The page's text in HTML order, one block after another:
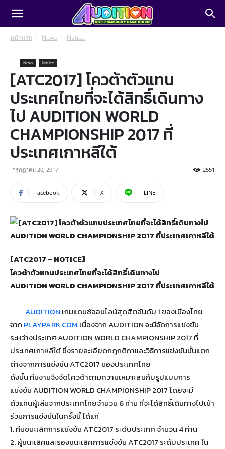
หน้าแรก News Notice
News Notice
[ATC2017] โควต้าตัวแทน
ประเทศไทยที่จะได้สิทธิ์เดินทาง
ไป AUDITION WORLD
CHAMPIONSHIP 2017 ที่
ประเทศเกาหลีใต้
กรกฎาคม 20, 2017 2551
Facebook X LINE
[ATC2017 – NOTICE]
โควต้าตัวแทนประเทศไทยที่จะได้สิทธิ์เดินทางไป
AUDITION WORLD CHAMPIONSHIP 2017 ที่ประเทศเกาหลีใต้
AUDITION เกมแดนซ์ออนไลน์สุดฮิตอันดับ 1 ของเมืองไทย
จาก PLAYPARK.COM เนื่องจาก AUDITION จะมีจัดการแข่งขัน
ระหว่างประเทศ AUDITION WORLD CHAMPIONSHIP 2017 ที่
ประเทศเกาหลีใต้ ซึ่งรายละเอียดกฎกติกาและวิธีการแข่งขันนั้นแตก
ต่างจากการแข่งขัน ATC2017 ของประเทศไทย
ดังนั้น ทีมงานจึงจัดโควต้าตามความเหมาะสมกับรูปแบบการ
แข่งขัน AUDITION WORLD CHAMPIONSHIP 2017 โดยจะมี
ตัวแทนผู้เล่นจากประเทศไทยจำนวน 6 ท่าน ที่จะได้สิทธิ์เดินทางไปเข้า
ร่วมการแข่งขันในครั้งนี้ ได้แก่
1. ทีมชนะเลิศการแข่งขัน ATC2017 ระดับประเทศ จำนวน 4 ท่าน
2. ผู้ชนะเลิศและรองชนะเลิศการแข่งขัน ATC2017 ระดับประเทศ ใน